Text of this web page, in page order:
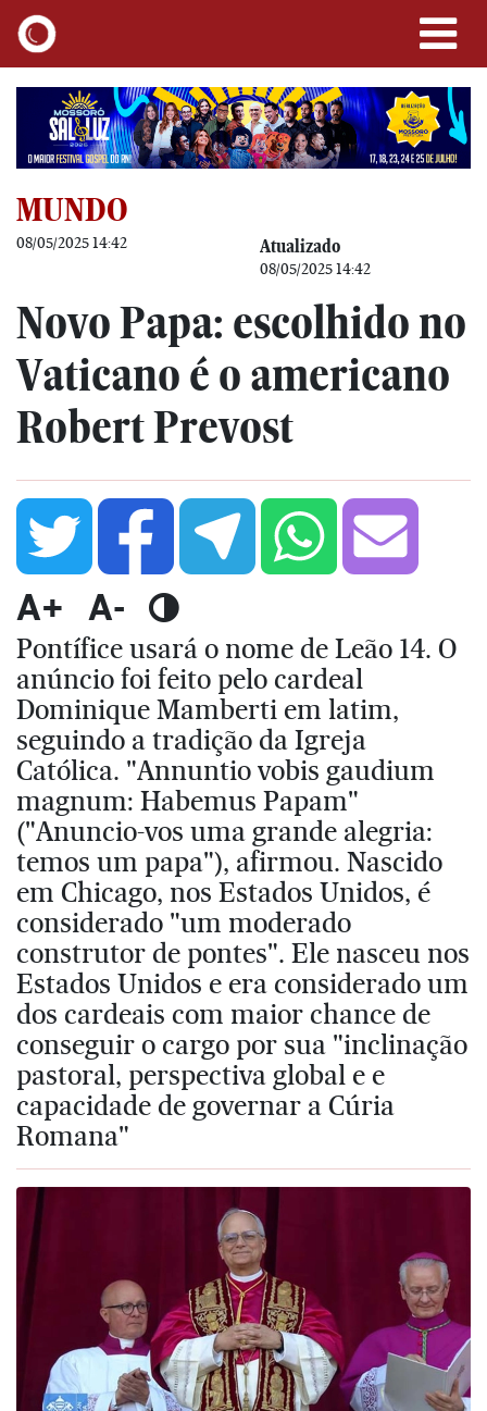
MUNDO
08/05/2025 14:42 Atualizado
08/05/2025 14:42
Novo Papa: escolhido no
Vaticano é o americano
Robert Prevost
A+ A-
Pontífice usará o nome de Leão 14. O
anúncio foi feito pelo cardeal
Dominique Mamberti em latim,
seguindo a tradição da Igreja
Católica. "Annuntio vobis gaudium
magnum: Habemus Papam"
("Anuncio-vos uma grande alegria:
temos um papa"), afirmou. Nascido
em Chicago, nos Estados Unidos, é
considerado "um moderado
construtor de pontes". Ele nasceu nos
Estados Unidos e era considerado um
dos cardeais com maior chance de
conseguir o cargo por sua "inclinação
pastoral, perspectiva global e e
capacidade de governar a Cúria
Romana"